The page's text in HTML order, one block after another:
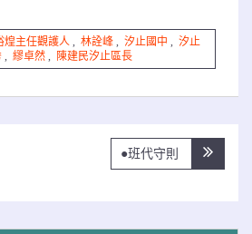
煌主任觀護人 , 林詮峰 , 汐止國中 , 汐止
, 繆卓然 , 陳建民汐止區長
●班代守則